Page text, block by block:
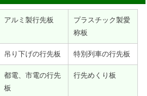
アルミ製行先板
プラスチック製愛
称板
吊り下げの行先板 特別列車の行先板
都電、市電の行先
板
行先めくり板